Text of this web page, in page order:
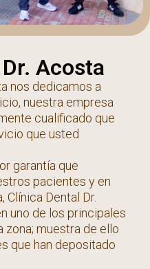
Acosta
nos dedicamos a
nuestra empresa
cualificado que
que usted
garantía que
pacientes y en
Clínica Dental Dr.
uno de los principales
muestra de ello
que han depositado